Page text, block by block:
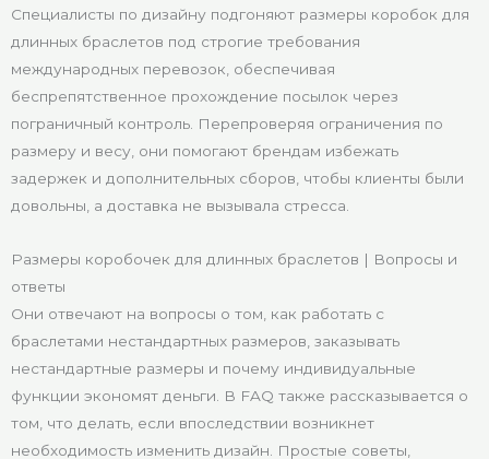
Специалисты по дизайну подгоняют размеры коробок для
длинных браслетов под строгие требования
международных перевозок, обеспечивая
беспрепятственное прохождение посылок через
пограничный контроль. Перепроверяя ограничения по
размеру и весу, они помогают брендам избежать
задержек и дополнительных сборов, чтобы клиенты были
довольны, а доставка не вызывала стресса.
Размеры коробочек для длинных браслетов | Вопросы и
ответы
Они отвечают на вопросы о том, как работать с
браслетами нестандартных размеров, заказывать
нестандартные размеры и почему индивидуальные
функции экономят деньги. В FAQ также рассказывается о
том, что делать, если впоследствии возникнет
необходимость изменить дизайн. Простые советы,